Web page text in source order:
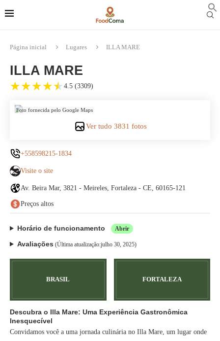
Página inicial Lugares ILLA MARE
ILLA MARE
★★★★★ 4.5 (3309)
+558598215-1834
Visite o site
Av. Beira Mar, 3821 - Meireles, Fortaleza - CE, 60165-121
Preços altos
Horário de funcionamento Abrir
Avaliações (Última atualização:julho 30, 2025)
Foto fornecida pelo Google Maps
Ver tudo 3831 fotos
BRASIL FORTALEZA
Descubra o Illa Mare: Uma Experiência Gastronômica
Inesquecível
Convidamos você a uma jornada culinária no Illa Mare, um lugar onde